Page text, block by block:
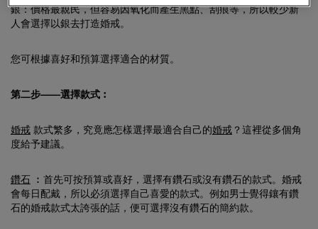
銀：價格最親民，但容易因氧化而產生黑點、刮痕等，所以較少新
人會選擇以銀去打造婚戒。
您可根據喜好和預算選擇適合的材質。
第二步——選擇款式︰
婚戒 款式繁多，究竟應怎樣選擇最適合自己的婚戒 ？這裡從多個角
度給予建議。
鑽石 ︰首先可按預算或喜好，選擇有鑽石或沒有鑽石的款式。婚戒
會每日配戴，所以必須選擇自己喜愛的款式。例如男士覺得鑲有鑽
石的婚戒款式太誇張的話，便可選擇沒有鑽石的簡約款。